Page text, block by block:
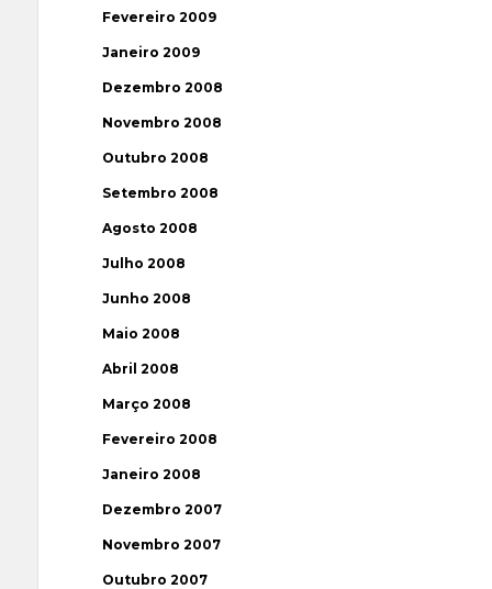
Fevereiro 2009
Janeiro 2009
Dezembro 2008
Novembro 2008
Outubro 2008
Setembro 2008
Agosto 2008
Julho 2008
Junho 2008
Maio 2008
Abril 2008
Março 2008
Fevereiro 2008
Janeiro 2008
Dezembro 2007
Novembro 2007
Outubro 2007